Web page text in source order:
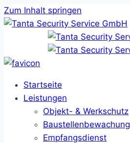
Zum Inhalt springen
Startseite
Leistungen
Objekt- & Werkschutz
Baustellenbewachung
Empfangsdienst